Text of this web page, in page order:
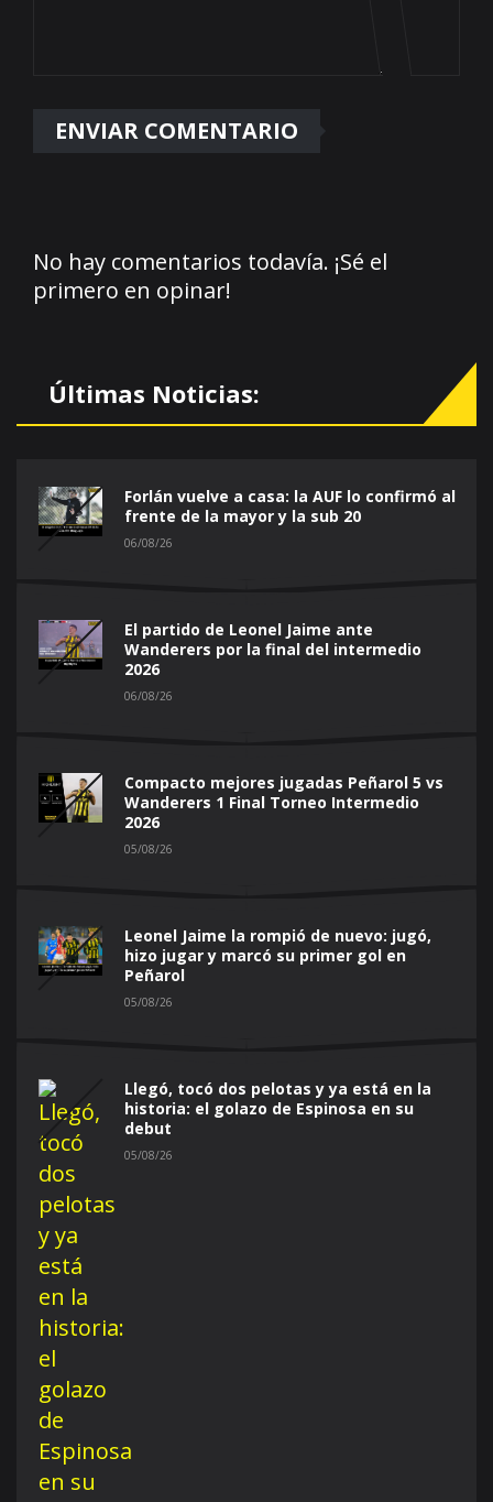
No hay comentarios todavía. ¡Sé el
primero en opinar!
Últimas Noticias:
Forlán vuelve a casa: la AUF lo confirmó al
frente de la mayor y la sub 20
06/08/26
El partido de Leonel Jaime ante
Wanderers por la final del intermedio
2026
06/08/26
Compacto mejores jugadas Peñarol 5 vs
Wanderers 1 Final Torneo Intermedio
2026
05/08/26
Leonel Jaime la rompió de nuevo: jugó,
hizo jugar y marcó su primer gol en
Peñarol
05/08/26
Llegó, tocó dos pelotas y ya está en la
historia: el golazo de Espinosa en su
debut
05/08/26